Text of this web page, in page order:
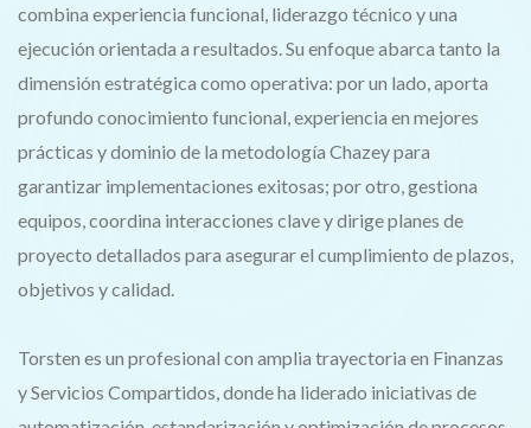
combina experiencia funcional, liderazgo técnico y una
ejecución orientada a resultados. Su enfoque abarca tanto la
dimensión estratégica como operativa: por un lado, aporta
profundo conocimiento funcional, experiencia en mejores
prácticas y dominio de la metodología Chazey para
garantizar implementaciones exitosas; por otro, gestiona
equipos, coordina interacciones clave y dirige planes de
proyecto detallados para asegurar el cumplimiento de plazos,
objetivos y calidad.
Torsten es un profesional con amplia trayectoria en Finanzas
y Servicios Compartidos, donde ha liderado iniciativas de